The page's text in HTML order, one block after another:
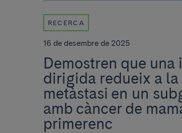
RECERCA
16 de desembre de 2025
Demostren que
dirigida redueix a
metàstasi en un
amb càncer de
primerenc